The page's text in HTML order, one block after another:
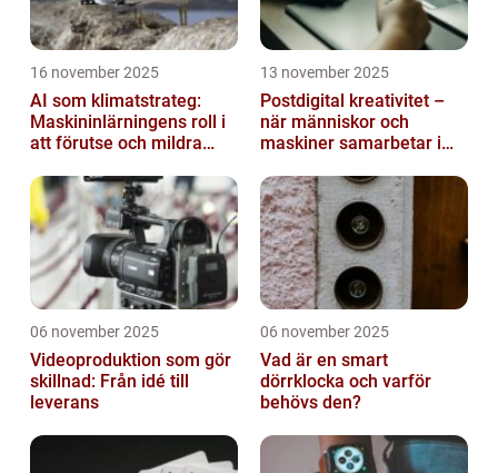
16 november 2025
AI som klimatstrateg:
Maskininlärningens roll i
att förutse och mildra
13 november 2025
Postdigital kreativitet –
när människor och
maskiner samarbetar i
06 november 2025
Videoproduktion som gör
skillnad: Från idé till
leverans
06 november 2025
Vad är en smart
dörrklocka och varför
behövs den?